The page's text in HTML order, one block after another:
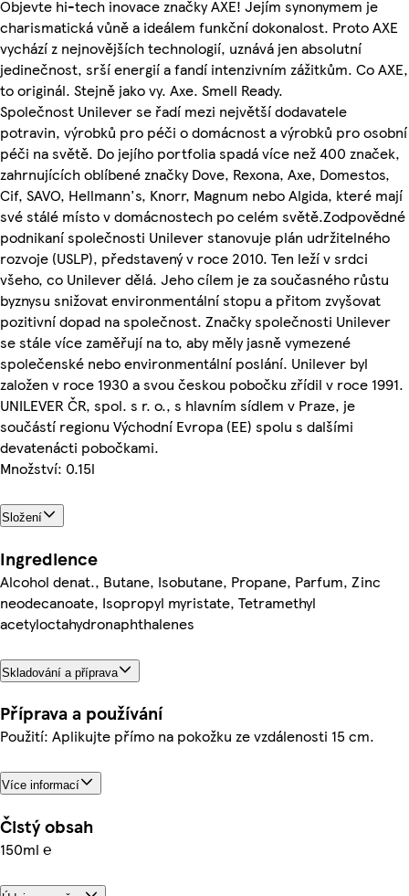
Objevte hi-tech inovace značky AXE! Jejím synonymem je
charismatická vůně a ideálem funkční dokonalost. Proto AXE
vychází z nejnovějších technologií, uznává jen absolutní
jedinečnost, srší energií a fandí intenzivním zážitkům. Co AXE,
to originál. Stejně jako vy. Axe. Smell Ready.
Společnost Unilever se řadí mezi největší dodavatele
potravin, výrobků pro péči o domácnost a výrobků pro osobní
péči na světě. Do jejího portfolia spadá více než 400 značek,
zahrnujících oblíbené značky Dove, Rexona, Axe, Domestos,
Cif, SAVO, Hellmann's, Knorr, Magnum nebo Algida, které mají
své stálé místo v domácnostech po celém světě.Zodpovědné
podnikaní společnosti Unilever stanovuje plán udržitelného
rozvoje (USLP), představený v roce 2010. Ten leží v srdci
všeho, co Unilever dělá. Jeho cílem je za současného růstu
byznysu snižovat environmentální stopu a přitom zvyšovat
pozitivní dopad na společnost. Značky společnosti Unilever
se stále více zaměřují na to, aby měly jasně vymezené
společenské nebo environmentální poslání. Unilever byl
založen v roce 1930 a svou českou pobočku zřídil v roce 1991.
UNILEVER ČR, spol. s r. o., s hlavním sídlem v Praze, je
součástí regionu Východní Evropa (EE) spolu s dalšími
devatenácti pobočkami.
Množství: 0.15l
Složení
Ingredience
Alcohol denat., Butane, Isobutane, Propane, Parfum, Zinc
neodecanoate, Isopropyl myristate, Tetramethyl
acetyloctahydronaphthalenes
Skladování a příprava
Příprava a používání
Použití: Aplikujte přímo na pokožku ze vzdálenosti 15 cm.
Více informací
Čistý obsah
150ml ℮